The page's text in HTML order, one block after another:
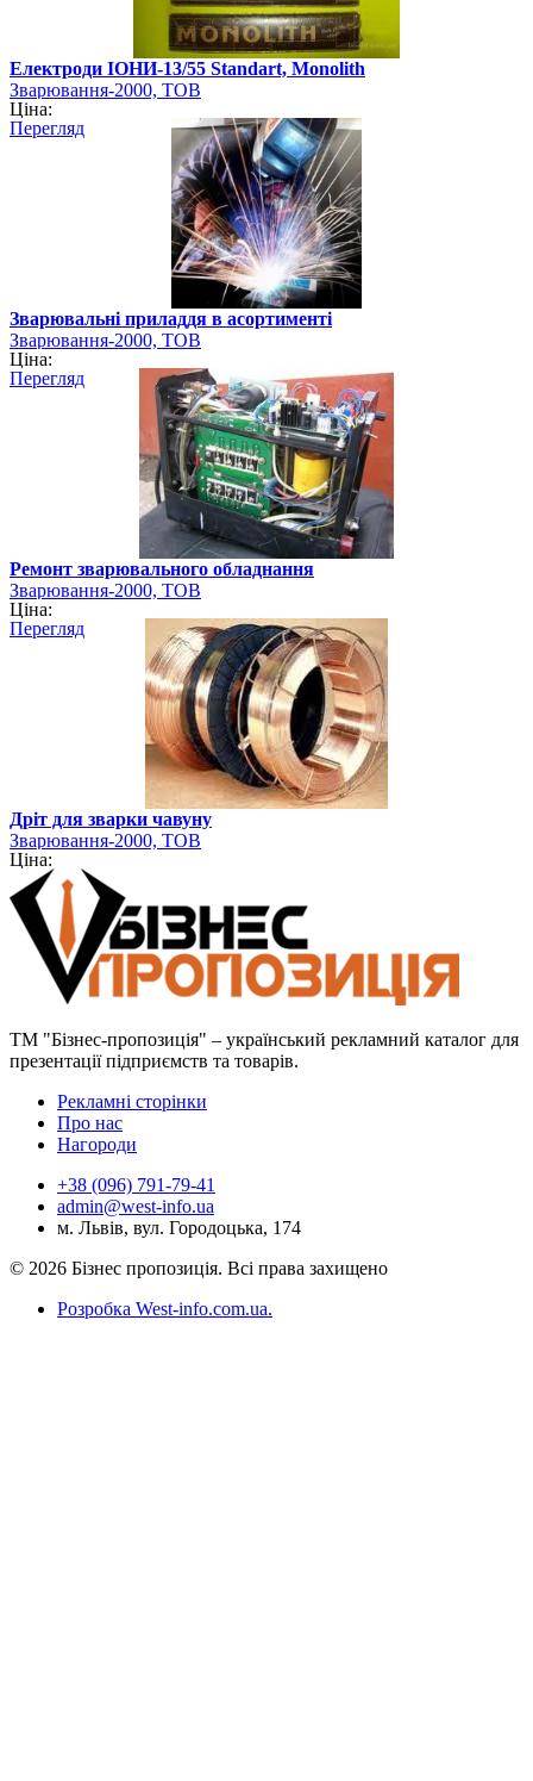
Електроди ІОНИ-13/55 Standart, Monolith
Зварювання-2000, ТОВ
Ціна:
Перегляд
Зварювальні приладдя в асортименті
Зварювання-2000, ТОВ
Ціна:
Перегляд
Ремонт зварювального обладнання
Зварювання-2000, ТОВ
Ціна:
Перегляд
Дріт для зварки чавуну
Зварювання-2000, ТОВ
Ціна:
ТМ "Бізнес-пропозиція" – український рекламний каталог для
презентації підприємств та товарів.
Рекламні сторінки
Про нас
Нагороди
+38 (096) 791-79-41
admin@west-info.ua
м. Львів, вул. Городоцька, 174
© 2026 Бізнес пропозиція. Всі права захищено
Розробка West-info.com.ua.